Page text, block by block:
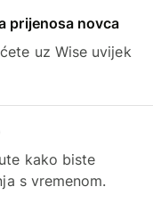
prijenosa novca
uz Wise uvijek
kako biste
s vremenom.